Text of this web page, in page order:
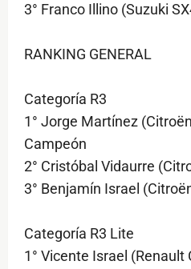
3° Franco Illino (Suzuki
RANKING GENERAL
Categoría R3
1° Jorge Martínez
Campeón
2° Cristóbal Vidaurre
3° Benjamín Israel
Categoría R3 Lite
1° Vicente Israel (Renault